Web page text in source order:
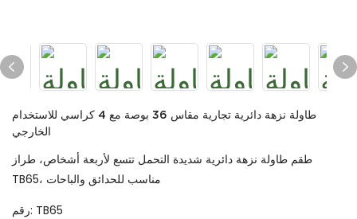
طاولة نزهة دائرية تجارية مقاس 36 بوصة مع 4 كراسي للاستخدام
الخارجي
طقم طاولة نزهة دائرية شديدة التحمل تتسع لأربعة أشخاص، طراز
TB65، مناسب للحدائق والباحات
رقم: TB65